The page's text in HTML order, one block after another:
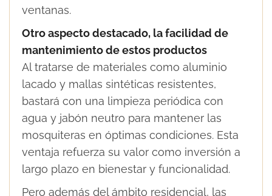
ventanas.
Otro aspecto destacado, la facilidad de
mantenimiento de estos productos
Al tratarse de materiales como aluminio
lacado y mallas sintéticas resistentes,
bastará con una limpieza periódica con
agua y jabón neutro para mantener las
mosquiteras en óptimas condiciones. Esta
ventaja refuerza su valor como inversión a
largo plazo en bienestar y funcionalidad.
Pero además del ámbito residencial, las